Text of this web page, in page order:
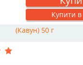
Купити в